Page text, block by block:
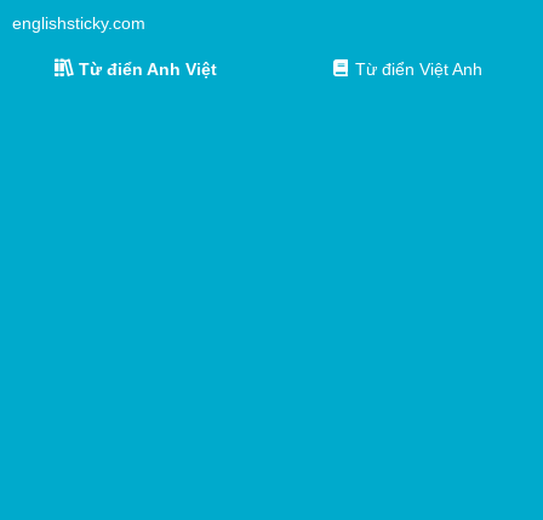
englishsticky.com
Từ điển Anh Việt Từ điển Việt Anh